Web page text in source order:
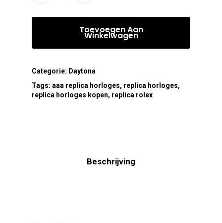
Toevoegen Aan
Winkelwagen
Categorie: Daytona
Tags: aaa replica horloges, replica horloges,
replica horloges kopen, replica rolex
Beschrijving